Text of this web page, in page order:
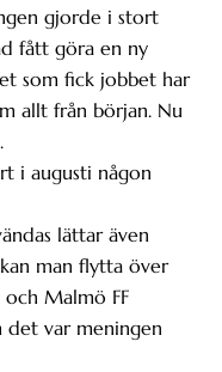
gjorde i stort
fått göra en ny
som fick jobbet har
allt från början. Nu
i augusti någon
lättar även
man flytta över
Malmö FF
det var meningen